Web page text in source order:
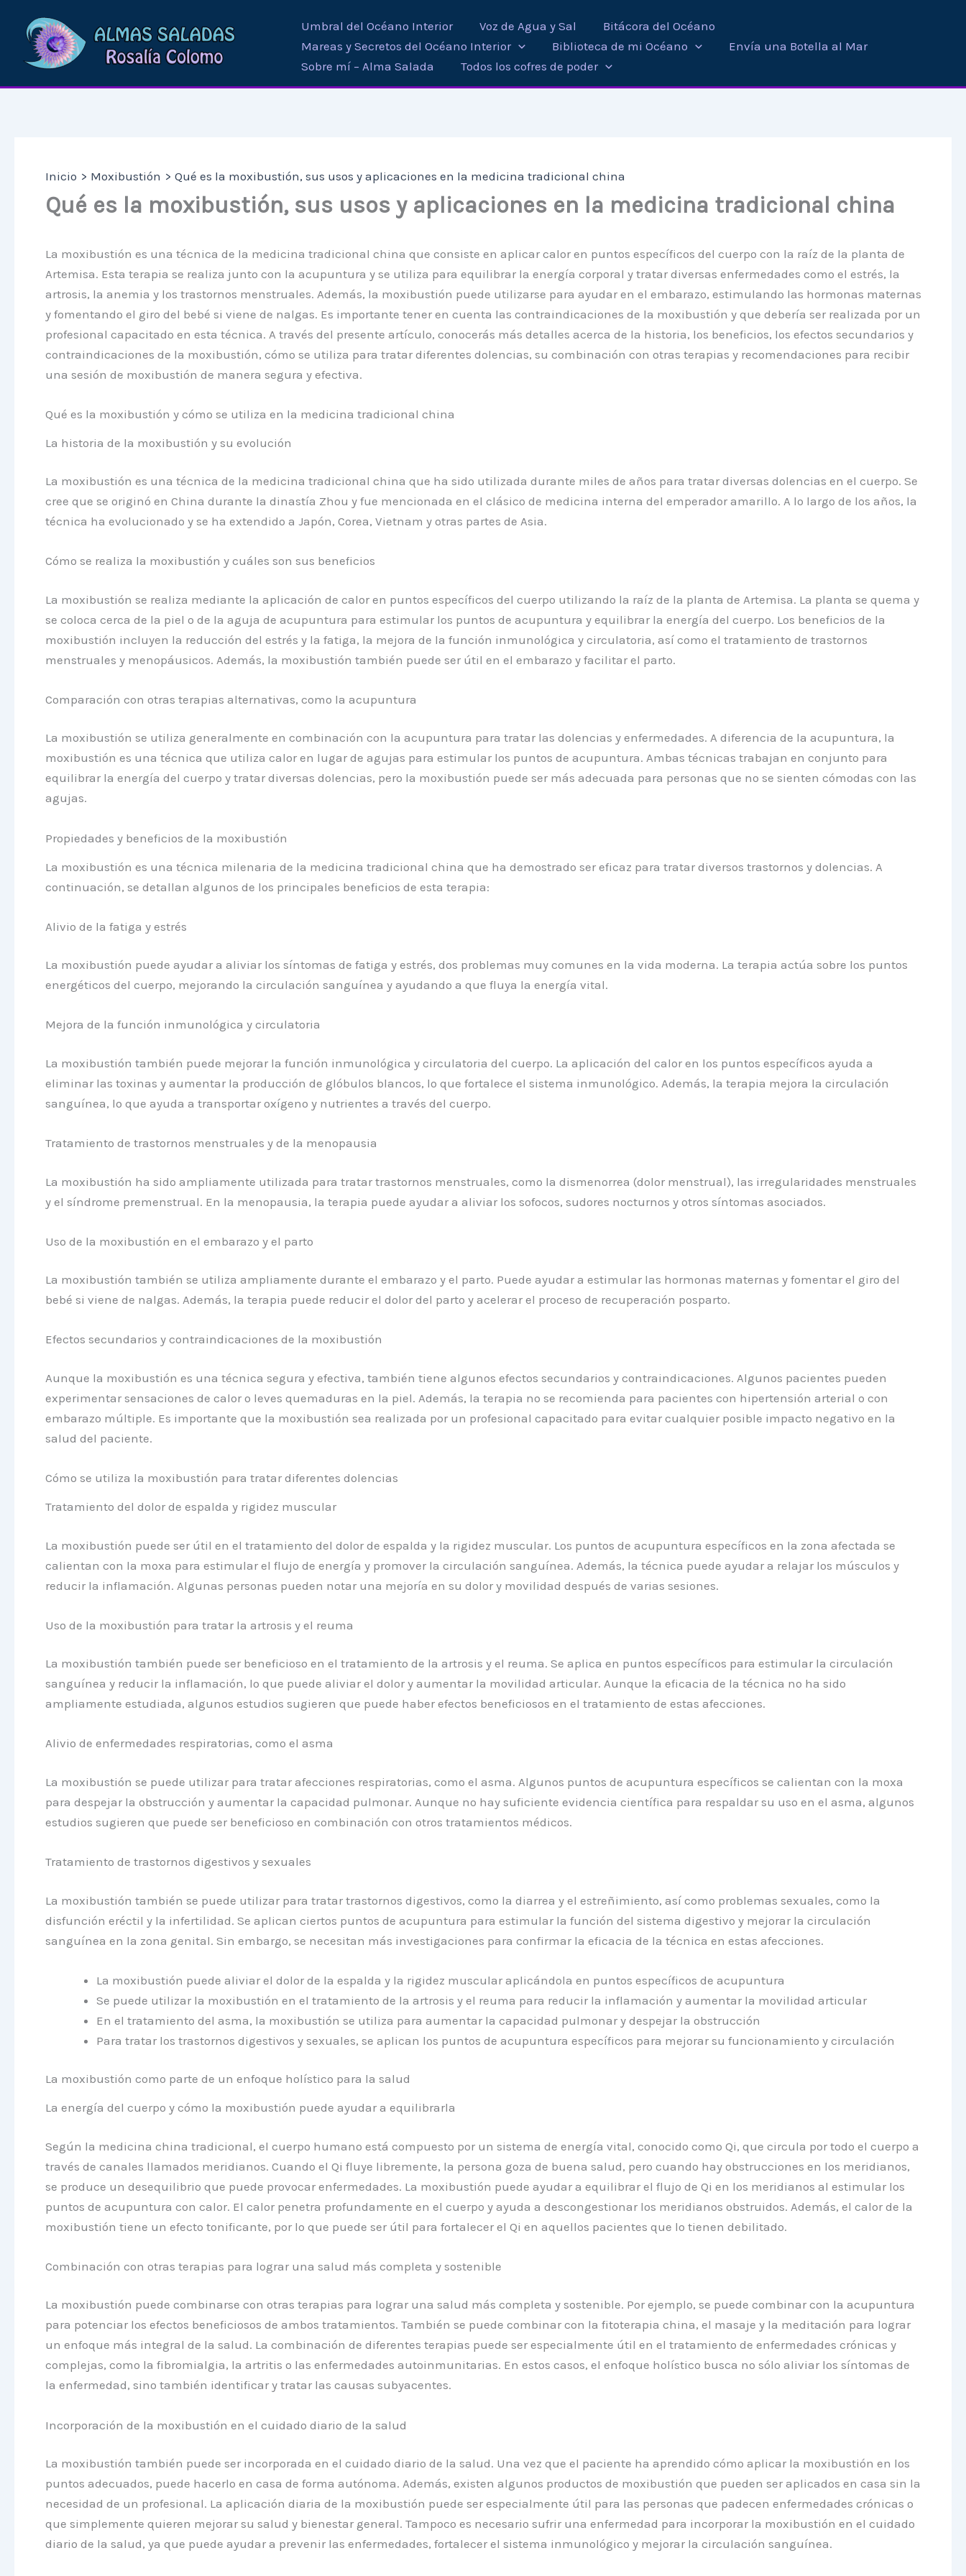
contenido
Umbral del Océano Interior Voz de Agua y Sal
Bitácora del Océano
Mareas y Secretos del Océano Interior
Biblioteca de mi Océano
Envía una Botella al Mar
Sobre mí – Alma Salada
Todos los cofres de poder
Inicio Moxibustión Qué es la moxibustión, sus usos y aplicaciones en la medicina tradicional china
Qué es la moxibustión, sus usos y aplicaciones en la medicina tradicional china
La moxibustión es una técnica de la medicina tradicional china que consiste en aplicar calor en puntos específicos del cuerpo con la raíz de la planta de
Artemisa. Esta terapia se realiza junto con la acupuntura y se utiliza para equilibrar la energía corporal y tratar diversas enfermedades como el estrés, la
artrosis, la anemia y los trastornos menstruales. Además, la moxibustión puede utilizarse para ayudar en el embarazo, estimulando las hormonas maternas
y fomentando el giro del bebé si viene de nalgas. Es importante tener en cuenta las contraindicaciones de la moxibustión y que debería ser realizada por un
profesional capacitado en esta técnica. A través del presente artículo, conocerás más detalles acerca de la historia, los beneficios, los efectos secundarios y
contraindicaciones de la moxibustión, cómo se utiliza para tratar diferentes dolencias, su combinación con otras terapias y recomendaciones para recibir
una sesión de moxibustión de manera segura y efectiva.
Qué es la moxibustión y cómo se utiliza en la medicina tradicional china
La historia de la moxibustión y su evolución
La moxibustión es una técnica de la medicina tradicional china que ha sido utilizada durante miles de años para tratar diversas dolencias en el cuerpo. Se
cree que se originó en China durante la dinastía Zhou y fue mencionada en el clásico de medicina interna del emperador amarillo. A lo largo de los años, la
técnica ha evolucionado y se ha extendido a Japón, Corea, Vietnam y otras partes de Asia.
Cómo se realiza la moxibustión y cuáles son sus beneficios
La moxibustión se realiza mediante la aplicación de calor en puntos específicos del cuerpo utilizando la raíz de la planta de Artemisa. La planta se quema y
se coloca cerca de la piel o de la aguja de acupuntura para estimular los puntos de acupuntura y equilibrar la energía del cuerpo. Los beneficios de la
moxibustión incluyen la reducción del estrés y la fatiga, la mejora de la función inmunológica y circulatoria, así como el tratamiento de trastornos
menstruales y menopáusicos. Además, la moxibustión también puede ser útil en el embarazo y facilitar el parto.
Comparación con otras terapias alternativas, como la acupuntura
La moxibustión se utiliza generalmente en combinación con la acupuntura para tratar las dolencias y enfermedades. A diferencia de la acupuntura, la
moxibustión es una técnica que utiliza calor en lugar de agujas para estimular los puntos de acupuntura. Ambas técnicas trabajan en conjunto para
equilibrar la energía del cuerpo y tratar diversas dolencias, pero la moxibustión puede ser más adecuada para personas que no se sienten cómodas con las
agujas.
Propiedades y beneficios de la moxibustión
La moxibustión es una técnica milenaria de la medicina tradicional china que ha demostrado ser eficaz para tratar diversos trastornos y dolencias. A
continuación, se detallan algunos de los principales beneficios de esta terapia:
Alivio de la fatiga y estrés
La moxibustión puede ayudar a aliviar los síntomas de fatiga y estrés, dos problemas muy comunes en la vida moderna. La terapia actúa sobre los puntos
energéticos del cuerpo, mejorando la circulación sanguínea y ayudando a que fluya la energía vital.
Mejora de la función inmunológica y circulatoria
La moxibustión también puede mejorar la función inmunológica y circulatoria del cuerpo. La aplicación del calor en los puntos específicos ayuda a
eliminar las toxinas y aumentar la producción de glóbulos blancos, lo que fortalece el sistema inmunológico. Además, la terapia mejora la circulación
sanguínea, lo que ayuda a transportar oxígeno y nutrientes a través del cuerpo.
Tratamiento de trastornos menstruales y de la menopausia
La moxibustión ha sido ampliamente utilizada para tratar trastornos menstruales, como la dismenorrea (dolor menstrual), las irregularidades menstruales
y el síndrome premenstrual. En la menopausia, la terapia puede ayudar a aliviar los sofocos, sudores nocturnos y otros síntomas asociados.
Uso de la moxibustión en el embarazo y el parto
La moxibustión también se utiliza ampliamente durante el embarazo y el parto. Puede ayudar a estimular las hormonas maternas y fomentar el giro del
bebé si viene de nalgas. Además, la terapia puede reducir el dolor del parto y acelerar el proceso de recuperación posparto.
Efectos secundarios y contraindicaciones de la moxibustión
Aunque la moxibustión es una técnica segura y efectiva, también tiene algunos efectos secundarios y contraindicaciones. Algunos pacientes pueden
experimentar sensaciones de calor o leves quemaduras en la piel. Además, la terapia no se recomienda para pacientes con hipertensión arterial o con
embarazo múltiple. Es importante que la moxibustión sea realizada por un profesional capacitado para evitar cualquier posible impacto negativo en la
salud del paciente.
Cómo se utiliza la moxibustión para tratar diferentes dolencias
Tratamiento del dolor de espalda y rigidez muscular
La moxibustión puede ser útil en el tratamiento del dolor de espalda y la rigidez muscular. Los puntos de acupuntura específicos en la zona afectada se
calientan con la moxa para estimular el flujo de energía y promover la circulación sanguínea. Además, la técnica puede ayudar a relajar los músculos y
reducir la inflamación. Algunas personas pueden notar una mejoría en su dolor y movilidad después de varias sesiones.
Uso de la moxibustión para tratar la artrosis y el reuma
La moxibustión también puede ser beneficioso en el tratamiento de la artrosis y el reuma. Se aplica en puntos específicos para estimular la circulación
sanguínea y reducir la inflamación, lo que puede aliviar el dolor y aumentar la movilidad articular. Aunque la eficacia de la técnica no ha sido
ampliamente estudiada, algunos estudios sugieren que puede haber efectos beneficiosos en el tratamiento de estas afecciones.
Alivio de enfermedades respiratorias, como el asma
La moxibustión se puede utilizar para tratar afecciones respiratorias, como el asma. Algunos puntos de acupuntura específicos se calientan con la moxa
para despejar la obstrucción y aumentar la capacidad pulmonar. Aunque no hay suficiente evidencia científica para respaldar su uso en el asma, algunos
estudios sugieren que puede ser beneficioso en combinación con otros tratamientos médicos.
Tratamiento de trastornos digestivos y sexuales
La moxibustión también se puede utilizar para tratar trastornos digestivos, como la diarrea y el estreñimiento, así como problemas sexuales, como la
disfunción eréctil y la infertilidad. Se aplican ciertos puntos de acupuntura para estimular la función del sistema digestivo y mejorar la circulación
sanguínea en la zona genital. Sin embargo, se necesitan más investigaciones para confirmar la eficacia de la técnica en estas afecciones.
La moxibustión puede aliviar el dolor de la espalda y la rigidez muscular aplicándola en puntos específicos de acupuntura
Se puede utilizar la moxibustión en el tratamiento de la artrosis y el reuma para reducir la inflamación y aumentar la movilidad articular
En el tratamiento del asma, la moxibustión se utiliza para aumentar la capacidad pulmonar y despejar la obstrucción
Para tratar los trastornos digestivos y sexuales, se aplican los puntos de acupuntura específicos para mejorar su funcionamiento y circulación
La moxibustión como parte de un enfoque holístico para la salud
La energía del cuerpo y cómo la moxibustión puede ayudar a equilibrarla
Según la medicina china tradicional, el cuerpo humano está compuesto por un sistema de energía vital, conocido como Qi, que circula por todo el cuerpo a
través de canales llamados meridianos. Cuando el Qi fluye libremente, la persona goza de buena salud, pero cuando hay obstrucciones en los meridianos,
se produce un desequilibrio que puede provocar enfermedades. La moxibustión puede ayudar a equilibrar el flujo de Qi en los meridianos al estimular los
puntos de acupuntura con calor. El calor penetra profundamente en el cuerpo y ayuda a descongestionar los meridianos obstruidos. Además, el calor de la
moxibustión tiene un efecto tonificante, por lo que puede ser útil para fortalecer el Qi en aquellos pacientes que lo tienen debilitado.
Combinación con otras terapias para lograr una salud más completa y sostenible
La moxibustión puede combinarse con otras terapias para lograr una salud más completa y sostenible. Por ejemplo, se puede combinar con la acupuntura
para potenciar los efectos beneficiosos de ambos tratamientos. También se puede combinar con la fitoterapia china, el masaje y la meditación para lograr
un enfoque más integral de la salud. La combinación de diferentes terapias puede ser especialmente útil en el tratamiento de enfermedades crónicas y
complejas, como la fibromialgia, la artritis o las enfermedades autoinmunitarias. En estos casos, el enfoque holístico busca no sólo aliviar los síntomas de
la enfermedad, sino también identificar y tratar las causas subyacentes.
Incorporación de la moxibustión en el cuidado diario de la salud
La moxibustión también puede ser incorporada en el cuidado diario de la salud. Una vez que el paciente ha aprendido cómo aplicar la moxibustión en los
puntos adecuados, puede hacerlo en casa de forma autónoma. Además, existen algunos productos de moxibustión que pueden ser aplicados en casa sin la
necesidad de un profesional. La aplicación diaria de la moxibustión puede ser especialmente útil para las personas que padecen enfermedades crónicas o
que simplemente quieren mejorar su salud y bienestar general. Tampoco es necesario sufrir una enfermedad para incorporar la moxibustión en el cuidado
diario de la salud, ya que puede ayudar a prevenir las enfermedades, fortalecer el sistema inmunológico y mejorar la circulación sanguínea.